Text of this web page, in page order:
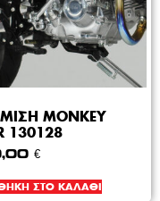
MONKEY
130128
€
ΣΤΟ ΚΑΛΆΘΙ